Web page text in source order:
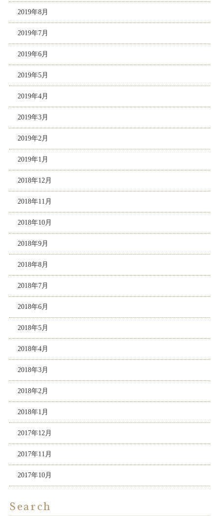
2019年8月
2019年7月
2019年6月
2019年5月
2019年4月
2019年3月
2019年2月
2019年1月
2018年12月
2018年11月
2018年10月
2018年9月
2018年8月
2018年7月
2018年6月
2018年5月
2018年4月
2018年3月
2018年2月
2018年1月
2017年12月
2017年11月
2017年10月
Search